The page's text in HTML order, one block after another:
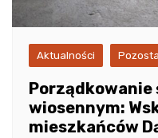
Aktualności
Porządkowanie
wiosennym:
mieszkańców